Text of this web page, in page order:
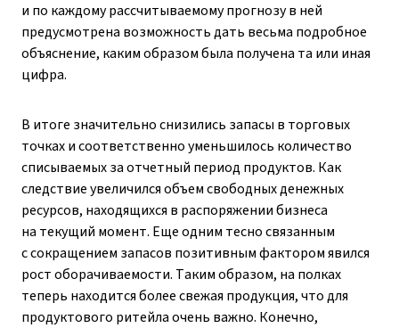
и по каждому рассчитываемому прогнозу в ней
предусмотрена возможность дать весьма подробное
объяснение, каким образом была получена та или иная
цифра.
В итоге значительно снизились запасы в торговых
точках и соответственно уменьшилось количество
списываемых за отчетный период продуктов. Как
следствие увеличился объем свободных денежных
ресурсов, находящихся в распоряжении бизнеса
на текущий момент. Еще одним тесно связанным
с сокращением запасов позитивным фактором явился
рост оборачиваемости. Таким образом, на полках
теперь находится более свежая продукция, что для
продуктового ритейла очень важно. Конечно,